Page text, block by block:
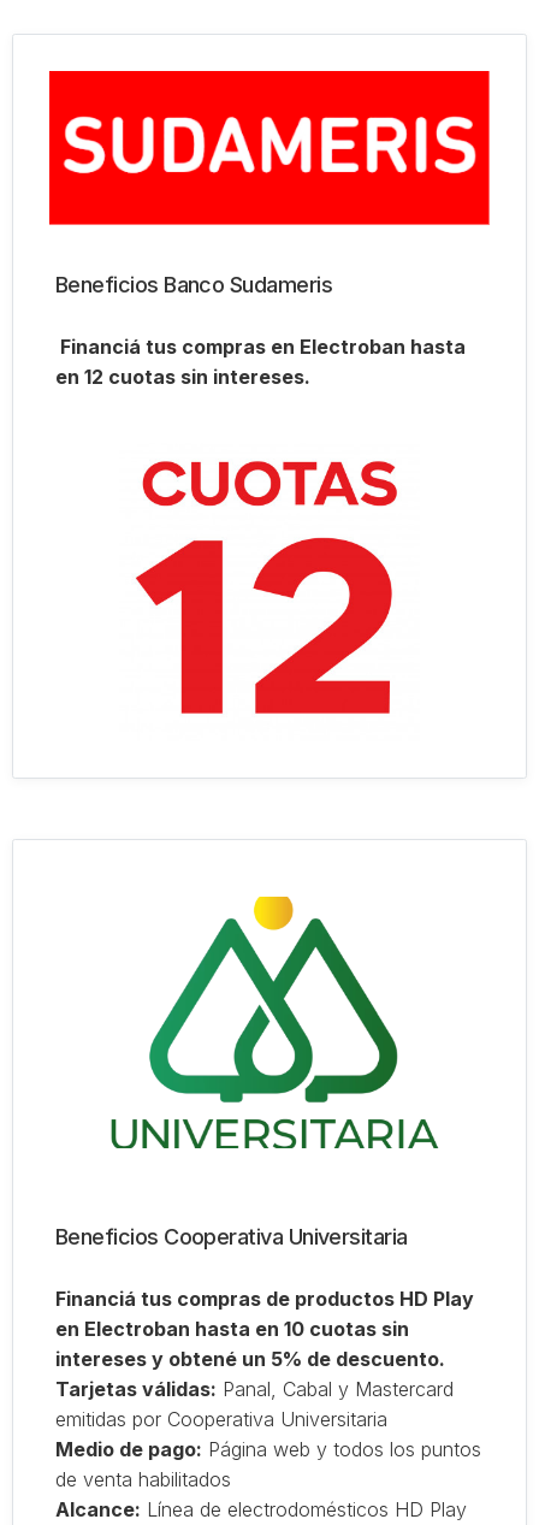
Beneficios Banco Sudameris
Financiá tus compras en Electroban hasta
en 12 cuotas sin intereses.
Beneficios Cooperativa Universitaria
Financiá tus compras de productos HD Play
en Electroban hasta en 10 cuotas sin
intereses y obtené un 5% de descuento.
Tarjetas válidas: Panal, Cabal y Mastercard
emitidas por Cooperativa Universitaria
Medio de pago: Página web y todos los puntos
de venta habilitados
Alcance: Línea de electrodomésticos HD Play